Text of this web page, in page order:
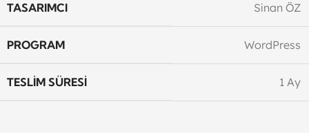
TASARIMCI Sinan ÖZ
PROGRAM WordPress
TESLIM SÜRESI 1 Ay